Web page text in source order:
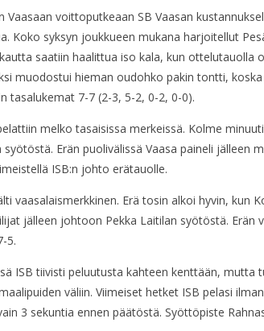
Vaasaan voittoputkeaan SB Vaasan
Koko syksyn joukkueen mukana harjoitellut
saatiin haalittua iso kala, kun ottelutauolla
muodostui hieman oudohko pakin tontti,
tasalukemat 7-7 (2-3, 5-2, 0-2, 0-0).
melko tasaisissa merkeissä. Kolme
syötöstä. Erän puolivälissä Vaasa paineli
ISB:n johto erätauolle.
vaasalaismerkkinen. Erä tosin alkoi hyvin, kun
jälleen johtoon Pekka Laitilan syötöstä.
5.
ISB tiivisti peluutusta kahteen kenttään, mutta
väliin. Viimeiset hetket ISB pelasi
3 sekuntia ennen päätöstä. Syöttöpiste